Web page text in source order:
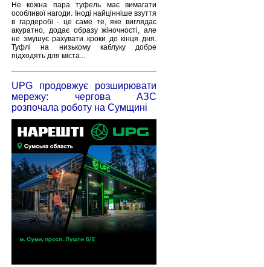
Не кожна пара туфель має вимагати
особливої нагоди. Іноді найцінніше взуття
в гардеробі - це саме те, яке виглядає
акуратно, додає образу жіночності, але
не змушує рахувати кроки до кінця дня.
Туфлі на низькому каблуку добре
підходять для міста...
UPG продовжує розширювати
мережу: чергова АЗС
розпочала роботу на Сумщині